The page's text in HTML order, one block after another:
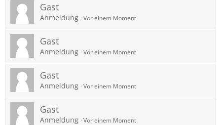
Gast
Anmeldung Vor einem Moment
Gast
Anmeldung Vor einem Moment
Gast
Anmeldung Vor einem Moment
Gast
Anmeldung Vor einem Moment